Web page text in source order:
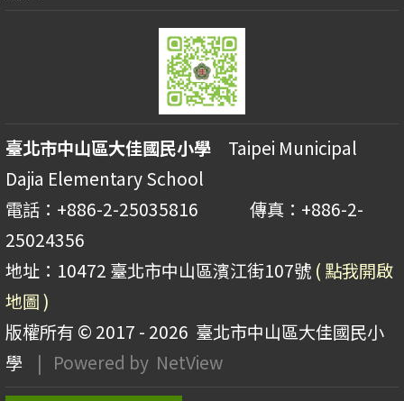
臺北市中山區大佳國民小學 Taipei Municipal
Dajia Elementary School
電話：+886-2-25035816 傳真：+886-2-
25024356
地址：10472 臺北市中山區濱江街107號 ( 點我開啟
地圖 )
版權所有 © 2017 - 2026 臺北市中山區大佳國民小
學
| Powered by NetView